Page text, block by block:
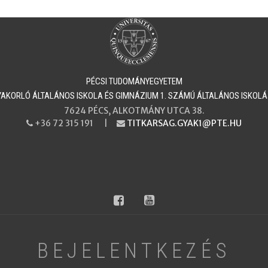
PÉCSI TUDOMÁNYEGYETEM
ÁLTALÁNOS ISKOLA ÉS GIMNÁZIUM 1. SZÁMÚ ÁLTALÁNOS
7624 PÉCS, ALKOTMÁNY UTCA 38.
PHONE
+36 72 315 191 | EMAIL
TITKARSAG.GYAK1@PTE.HU
facebookyoutube
BEJELENTKEZÉS